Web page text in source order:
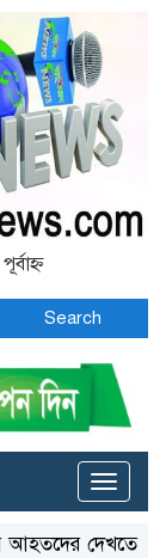
Search
Toggle
দেখতে